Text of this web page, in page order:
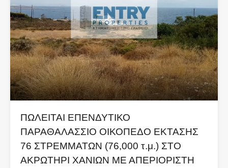
ΠΩΛΕΙΤΑΙ ΕΠΕΝΔΥΤΙΚΟ
ΠΑΡΑΘΑΛΑΣΣΙΟ ΟΙΚΟΠΕΔΟ ΕΚΤΑΣΗΣ
76 ΣΤΡΕΜΜΑΤΩΝ (76,000 τ.μ.) ΣΤΟ
ΑΚΡΩΤΗΡΙ ΧΑΝΙΩΝ ΜΕ ΑΠΕΡΙΟΡΙΣΤΗ